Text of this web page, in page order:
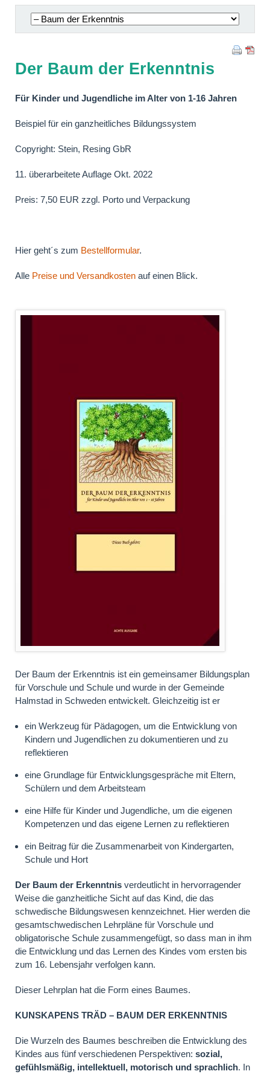
Navigation
überspringen
Der Baum der Erkenntnis
Für Kinder und Jugendliche im Alter von 1-16 Jahren
Beispiel für ein ganzheitliches Bildungssystem
Copyright: Stein, Resing GbR
11. überarbeitete Auflage Okt. 2022
Preis: 7,50 EUR zzgl. Porto und Verpackung
Hier geht´s zum Bestellformular.
Alle Preise und Versandkostenauf einen Blick.
Der Baum der Erkenntnis ist ein gemeinsamer Bildungsplan
für Vorschule und Schule und wurde in der Gemeinde
Halmstad in Schweden entwickelt. Gleichzeitig ist er
ein Werkzeug für Pädagogen, um die Entwicklung von
Kindern und Jugendlichen zu dokumentieren und zu
reflektieren
eine Grundlage für Entwicklungsgespräche mit Eltern,
Schülern und dem Arbeitsteam
eine Hilfe für Kinder und Jugendliche, um die eigenen
Kompetenzen und das eigene Lernen zu reflektieren
ein Beitrag für die Zusammenarbeit von Kindergarten,
Schule und Hort
Der Baum der Erkenntnisverdeutlicht in hervorragender
Weise die ganzheitliche Sicht auf das Kind, die das
schwedische Bildungswesen kennzeichnet. Hier werden die
gesamtschwedischen Lehrpläne für Vorschule und
obligatorische Schule zusammengefügt, so dass man in ihm
die Entwicklung und das Lernen des Kindes vom ersten bis
zum 16. Lebensjahr verfolgen kann.
Dieser Lehrplan hat die Form eines Baumes.
KUNSKAPENS TRÄD – BAUM DER ERKENNTNIS
Die Wurzeln des Baumes beschreiben die Entwicklung des
Kindes aus fünf verschiedenen Perspektiven: sozial,
gefühlsmäßig, intellektuell, motorisch und sprachlich. In